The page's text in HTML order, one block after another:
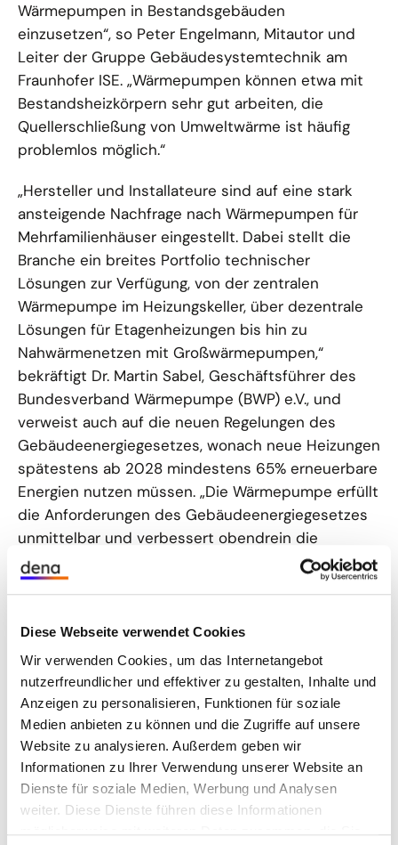
Diese Webseite verwendet Cookies
Wir verwenden Cookies, um das Internetangebot
nutzerfreundlicher und effektiver zu gestalten, Inhalte und
Anzeigen zu personalisieren, Funktionen für soziale
Medien anbieten zu können und die Zugriffe auf unsere
Website zu analysieren. Außerdem geben wir
Informationen zu Ihrer Verwendung unserer Website an
Dienste für soziale Medien, Werbung und Analysen
weiter. Diese Dienste führen diese Informationen
Wärmepumpen in Bestandsgebäuden
einzusetzen“, so Peter Engelmann, Mitautor und
Leiter der Gruppe Gebäudesystemtechnik am
Fraunhofer ISE. „Wärmepumpen können etwa mit
Bestandsheizkörpern sehr gut arbeiten, die
Quellerschließung von Umweltwärme ist häufig
problemlos möglich.“
„Hersteller und Installateure sind auf eine stark
ansteigende Nachfrage nach Wärmepumpen für
Mehrfamilienhäuser eingestellt. Dabei stellt die
Branche ein breites Portfolio technischer
Lösungen zur Verfügung, von der zentralen
Wärmepumpe im Heizungskeller, über dezentrale
Lösungen für Etagenheizungen bis hin zu
Nahwärmenetzen mit Großwärmepumpen,“
bekräftigt Dr. Martin Sabel, Geschäftsführer des
Bundesverband Wärmepumpe (BWP) e.V., und
verweist auch auf die neuen Regelungen des
Gebäudeenergiegesetzes, wonach neue Heizungen
spätestens ab 2028 mindestens 65% erneuerbare
Energien nutzen müssen. „Die Wärmepumpe erfüllt
die Anforderungen des Gebäudeenergiegesetzes
unmittelbar und verbessert obendrein die
Effizienzklasse des neu angeschlossenen
Gebäudes.“
Erprobte Wärmepumpenlösungen für die
Wärmepumpenprojekte in Mehrfamilienhäusern
bringen im Gegensatz zu kleineren Wohngebäuden
besondere Herausforderungen mit sich, z. B. die
enge Bebauung in innerstädtischen Gebieten oder
die Umstellung von dezentralen Systemen wie
Gasetagenheizungen oder Einzelöfen sowie die
hohen Temperaturen bei zentraler